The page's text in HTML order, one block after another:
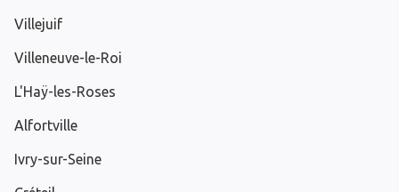
Villejuif
Villeneuve-le-Roi
L'Haÿ-les-Roses
Alfortville
Ivry-sur-Seine